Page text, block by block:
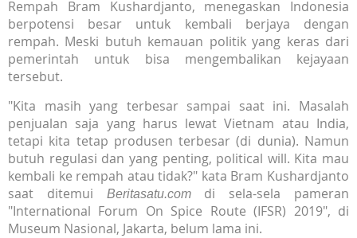
Rempah Bram Kushardjanto, menegaskan Indonesia
berpotensi besar untuk kembali berjaya dengan
rempah. Meski butuh kemauan politik yang keras dari
pemerintah untuk bisa mengembalikan kejayaan
tersebut.
"Kita masih yang terbesar sampai saat ini. Masalah
penjualan saja yang harus lewat Vietnam atau India,
tetapi kita tetap produsen terbesar (di dunia). Namun
butuh regulasi dan yang penting, political will. Kita mau
kembali ke rempah atau tidak?" kata Bram Kushardjanto
saat ditemui
Beritasatu.comdi sela-sela pameran
"International Forum On Spice Route (IFSR) 2019", di
Museum Nasional, Jakarta, belum lama ini.